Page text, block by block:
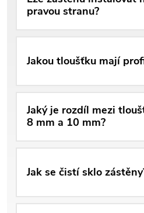
pravou stranu?
Jakou tloušťku mají
Jaký je rozdíl mezi
8 mm a 10 mm?
Jak se čistí sklo